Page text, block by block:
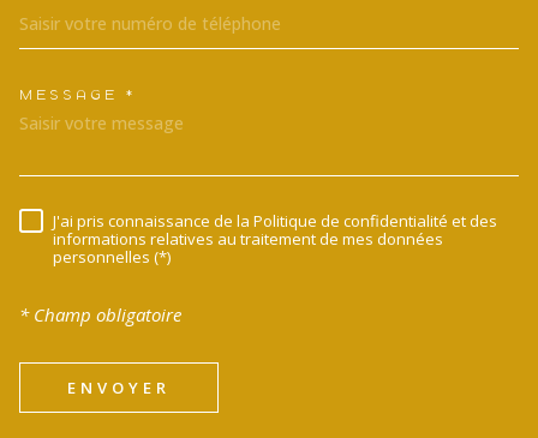
TRAD_MELTEM_VOREDEMANDE
MESSAGE *
RÈGLEMENTATION
J'ai pris connaissance de la Politique de confidentialité et des
informations relatives au traitement de mes données
personnelles (*)
* Champ obligatoire
ENVOYER